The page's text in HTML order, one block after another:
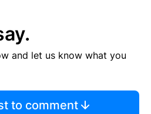
and let us know what you
to comment